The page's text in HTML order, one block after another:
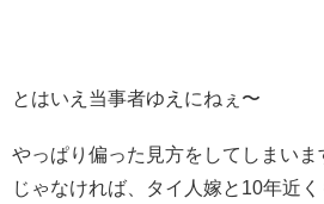
とはいえ当事者ゆえにねぇ〜
やっぱり偏った見方をしてしまいま
じゃなければ、タイ人嫁と10年近